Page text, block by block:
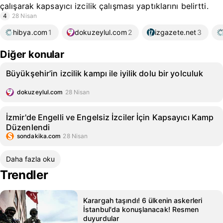
çalışarak kapsayıcı izcilik çalışması yaptıklarını belirtti.
4 28 Nisan
hibya.com 1 dokuzeylul.com 2 izgazete.net3
Diğer konular
Büyükşehir’in izcilik kampı ile iyilik dolu bir yolculuk
dokuzeylul.com 28 Nisan
İzmir'de Engelli ve Engelsiz İzciler İçin Kapsayıcı Kamp
Düzenlendi
sondakika.com 28 Nisan
Daha fazla oku
Trendler
Karargah taşındı! 6 ülkenin askerleri
İstanbul'da konuşlanacak! Resmen
duyurdular